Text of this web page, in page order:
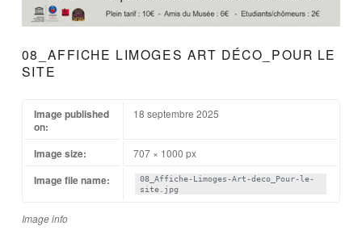
08_AFFICHE LIMOGES ART DÉCO_POUR LE
SITE
Image info
Image published
on:
18 septembre 2025
Image size: 707 × 1000 px
Image file name:
08_Affiche-Limoges-Art-deco_Pour-le-
site.jpg